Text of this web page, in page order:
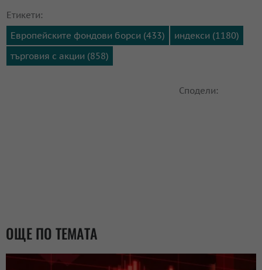
Етикети:
Европейските фондови борси (433)
индекси (1180)
търговия с акции (858)
Сподели:
ОЩЕ ПО ТЕМАТА